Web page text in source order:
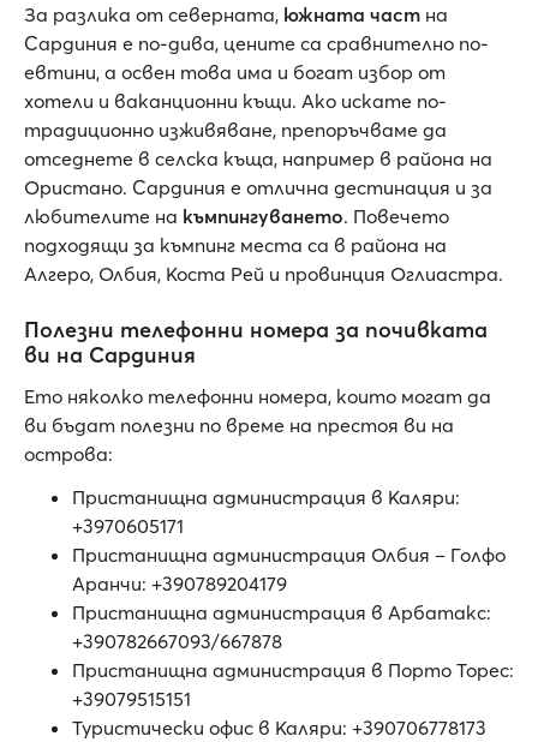
За разлика от северната, южната част на
Сардиния е по-дива, цените са сравнително по-
евтини, а освен това има и богат избор от
хотели и ваканционни къщи. Ако искате по-
традиционно изживяване, препоръчваме да
отседнете в селска къща, например в района на
Ористано. Сардиния е отлична дестинация и за
любителите на къмпингуването. Повечето
подходящи за къмпинг места са в района на
Алгеро, Олбия, Коста Рей и провинция Оглиастра.
Полезни телефонни номера за почивката
ви на Сардиния
Ето няколко телефонни номера, които могат да
ви бъдат полезни по време на престоя ви на
острова:
Пристанищна администрация в Каляри:
+3970605171
Пристанищна администрация Олбия – Голфо
Аранчи: +390789204179
Пристанищна администрация в Арбатакс:
+390782667093/667878
Пристанищна администрация в Порто Торес:
+39079515151
Туристически офис в Каляри: +390706778173